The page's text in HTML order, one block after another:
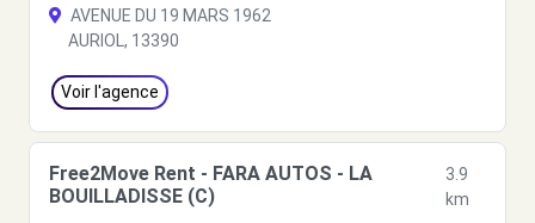
AVENUE DU 19 MARS 1962
AURIOL, 13390
Voir l'agence
Free2Move Rent - FARA AUTOS - LA
BOUILLADISSE (C)
3.9
km